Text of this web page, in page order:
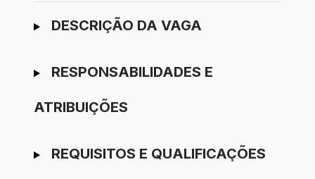
Ir para candidatura
DESCRIÇÃO DA VAGA
RESPONSABILIDADES E
ATRIBUIÇÕES
REQUISITOS E QUALIFICAÇÕES